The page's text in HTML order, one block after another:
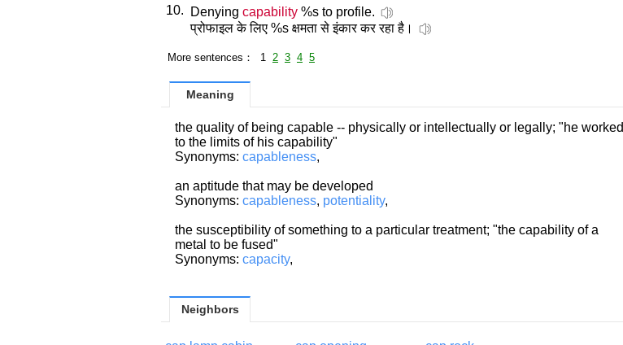
10. Denying capability %s to profile.
प्रोफाइल के लिए %s क्षमता से इंकार कर रहा है।
More sentences： 1 2 3 4 5
Meaning
the quality of being capable -- physically or intellectually or legally; "he worked
to the limits of his capability"
Synonyms: capableness,
an aptitude that may be developed
Synonyms: capableness, potentiality,
the susceptibility of something to a particular treatment; "the capability of a
metal to be fused"
Synonyms: capacity,
Neighbors